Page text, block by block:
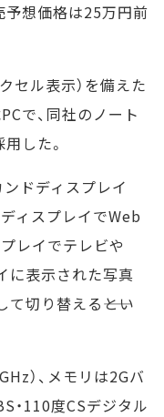
予想価格は25万円前
ル表示）を備えた
で、同社のノート
した。
ドディスプレイ
ディスプレイでWeb
レイでテレビや
に表示された写真
切り替える――とい
）、メモリは2Gバ
・110度CSデジタル